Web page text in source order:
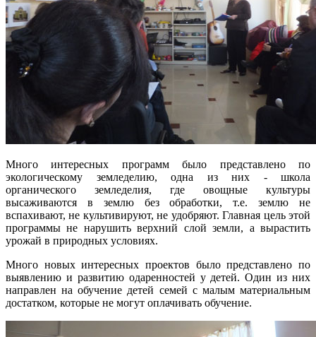
Много интересных программ было представлено по
экологическому земледелию, одна из них - школа
органического земледелия, где овощные культуры
высаживаются в землю без обработки, т.е. землю не
вспахивают, не культивируют, не удобряют. Главная цель этой
программы не нарушить верхний слой земли, а вырастить
урожай в природных условиях.
Много новых интересных проектов было представлено по
выявлению и развитию одаренностей у детей. Один из них
направлен на обучение детей семей с малым материальным
достатком, которые не могут оплачивать обучение.